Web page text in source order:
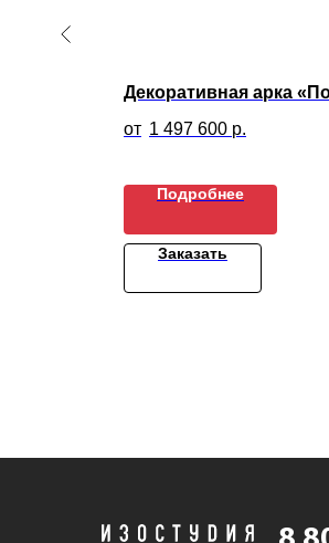
Декоративная арка
1 497 600 р.
Подробнее
Заказать